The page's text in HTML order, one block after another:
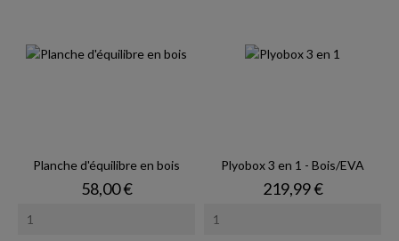
Planche d'équilibre en bois
Prix
58,00 €
Plyobox 3 en 1 - Bois/EVA
Prix
219,99 €